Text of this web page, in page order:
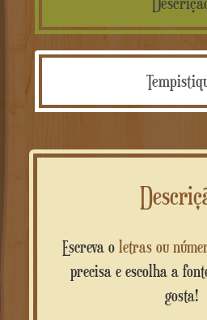
Escreva o letras ou
precisa e escolha a
gosta!